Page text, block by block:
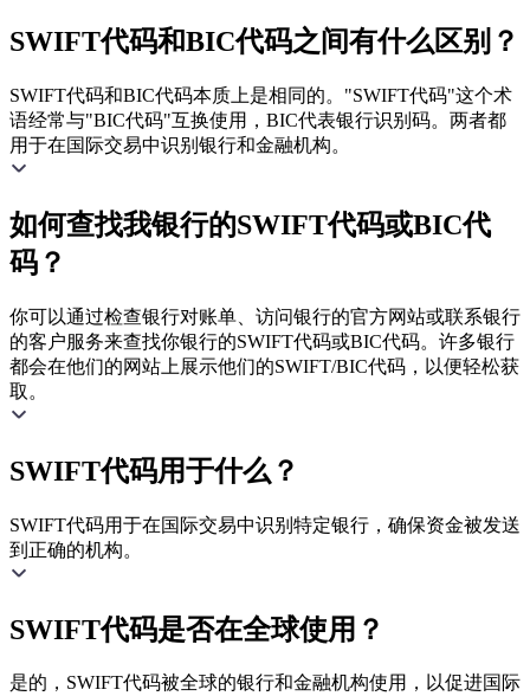
SWIFT代码和BIC代码之间有什么区别？
SWIFT代码和BIC代码本质上是相同的。"SWIFT代码"这个术
语经常与"BIC代码"互换使用，BIC代表银行识别码。两者都
用于在国际交易中识别银行和金融机构。
如何查找我银行的SWIFT代码或BIC代
码？
你可以通过检查银行对账单、访问银行的官方网站或联系银行
的客户服务来查找你银行的SWIFT代码或BIC代码。许多银行
都会在他们的网站上展示他们的SWIFT/BIC代码，以便轻松获
取。
SWIFT代码用于什么？
SWIFT代码用于在国际交易中识别特定银行，确保资金被发送
到正确的机构。
SWIFT代码是否在全球使用？
是的，SWIFT代码被全球的银行和金融机构使用，以促进国际